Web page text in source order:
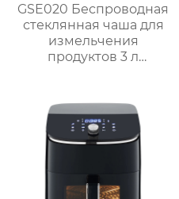
GSE020 Беспроводная
стеклянная чаша для
измельчения
продуктов 3 л